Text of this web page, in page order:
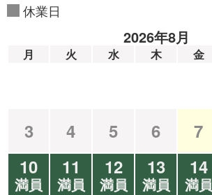
休業日
2026年8月
月 火 水 木 金
3
4 5 6 7
10
満員
11
満員
12
満員
13
満員
14
満員